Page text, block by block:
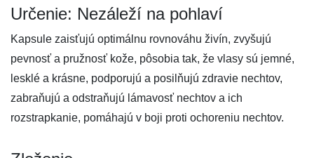
Určenie: Nezáleží na pohlaví
Kapsule zaisťujú optimálnu rovnováhu živín, zvyšujú
pevnosť a pružnosť kože, pôsobia tak, že vlasy sú jemné,
lesklé a krásne, podporujú a posilňujú zdravie nechtov,
zabraňujú a odstraňujú lámavosť nechtov a ich
rozstrapkanie, pomáhajú v boji proti ochoreniu nechtov.